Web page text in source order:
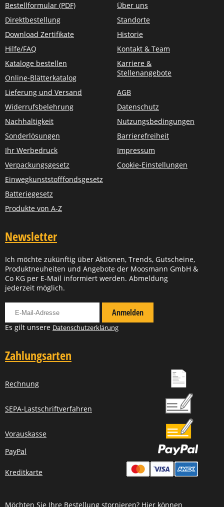
Bestellformular (PDF)
Direktbestellung
Download Zertifikate
Hilfe/FAQ
Kataloge bestellen
Online-Blätterkatalog
Lieferung und Versand
Widerrufsbelehrung
Nachhaltigkeit
Sonderlösungen
Ihr Werbedruck
Verpackungsgesetz
Einwegkunststofffondsgesetz
Batteriegesetz
Produkte von A-Z
Über uns
Standorte
Historie
Kontakt & Team
Karriere &
Stellenangebote
AGB
Datenschutz
Nutzungsbedingungen
Barrierefreiheit
Impressum
Cookie-Einstellungen
Newsletter
Ich möchte zukünftig über Aktionen, Trends, Gutscheine,
Produktneuheiten und Angebote der Moosmann GmbH &
Co KG per E-Mail informiert werden. Abmeldung
jederzeit möglich.
Anmelden
Es gilt unsere Datenschutzerklärung
Zahlungsarten
Rechnung
SEPA-Lastschriftverfahren
Vorauskasse
PayPal
Kreditkarte
Möchten Sie Ihre Bestellung stornieren? Hier können